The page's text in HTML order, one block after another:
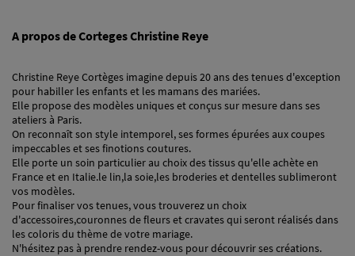
A propos de Corteges Christine Reye
Christine Reye Cortèges imagine depuis 20 ans des tenues d'exception
pour habiller les enfants et les mamans des mariées.
Elle propose des modèles uniques et conçus sur mesure dans ses
ateliers à Paris.
On reconnaît son style intemporel, ses formes épurées aux coupes
impeccables et ses finotions coutures.
Elle porte un soin particulier au choix des tissus qu'elle achète en
France et en Italie.le lin,la soie,les broderies et dentelles sublimeront
vos modèles.
Pour finaliser vos tenues, vous trouverez un choix
d'accessoires,couronnes de fleurs et cravates qui seront réalisés dans
les coloris du thème de votre mariage.
N'hésitez pas à prendre rendez-vous pour découvrir ses créations.